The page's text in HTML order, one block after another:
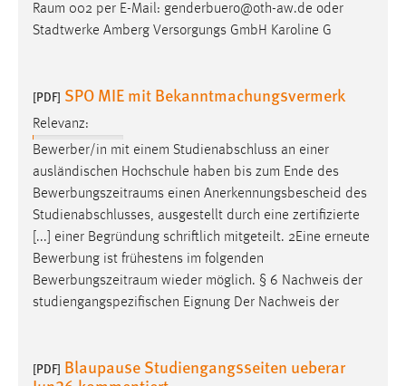
Raum 002 per E-Mail: genderbuero@oth-aw.de oder
Stadtwerke Amberg Versorgungs GmbH Karoline G
[PDF] SPO MIE mit Bekanntmachungsvermerk
Relevanz:
Bewerber/in mit einem Studienabschluss an einer
ausländischen Hochschule haben bis zum Ende des
Bewerbungszeitraums einen Anerkennungsbescheid des
Studienabschlusses, ausgestellt durch eine zertifizierte
[...] einer Begründung schriftlich mitgeteilt. 2Eine erneute
Bewerbung ist frühestens im folgenden
Bewerbungszeitraum wieder möglich. § 6 Nachweis der
studiengangspezifischen Eignung Der Nachweis der
[PDF] Blaupause Studiengangsseiten ueberar
Cookie Laufzeit:
Name:
fe_user, be_user, be_lastLoginProvider
Dieser Cookie ist notwendig um sich an der Website
einloggen zu können.
Cookie Laufzeit: